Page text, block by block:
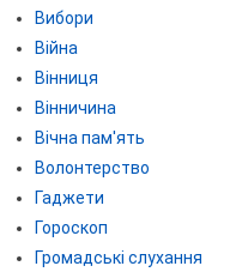
Вибори
Війна
Вінниця
Вінничина
Вічна пам'ять
Волонтерство
Гаджети
Гороскоп
Громадські слухання